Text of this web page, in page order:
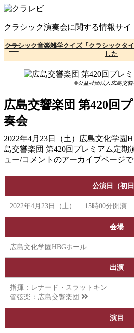
コ
テ
ン
ツ
へ
クラシック演奏会に関する情報サイ
クラシック音楽雑学クイズ『クラシックタ
した
©公益社団法人広島交響
広島交響楽団 第420回
奏会
2022年4月23日（土）広島文化学園
島交響楽団 第420回プレミアム定期
ュー/コメントのアーカイブページで
公演日（初日
2022年4月23日（土） 15時00分開演
会場
広島文化学園HBGホール
出演
指揮：レナード・スラットキン
管弦楽： 広島交響楽団
演目